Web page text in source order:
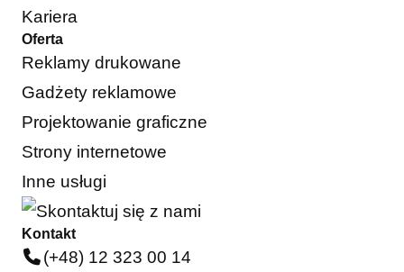
Kariera
Oferta
Reklamy drukowane
Gadżety reklamowe
Projektowanie graficzne
Strony internetowe
Inne usługi
Kontakt
(+48) 12 323 00 14